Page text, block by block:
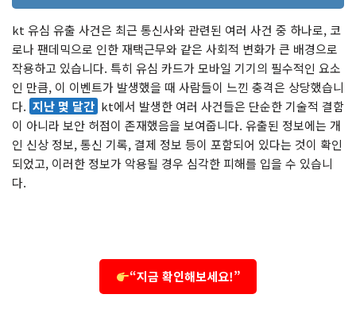
kt 유심 유출 사건은 최근 통신사와 관련된 여러 사건 중 하나로, 코
로나 팬데믹으로 인한 재택근무와 같은 사회적 변화가 큰 배경으로
작용하고 있습니다. 특히 유심 카드가 모바일 기기의 필수적인 요소
인 만큼, 이 이벤트가 발생했을 때 사람들이 느낀 충격은 상당했습니
다. 지난 몇 달간 kt에서 발생한 여러 사건들은 단순한 기술적 결함
이 아니라 보안 허점이 존재했음을 보여줍니다. 유출된 정보에는 개
인 신상 정보, 통신 기록, 결제 정보 등이 포함되어 있다는 것이 확인
되었고, 이러한 정보가 악용될 경우 심각한 피해를 입을 수 있습니
다.
“지금 확인해보세요!”